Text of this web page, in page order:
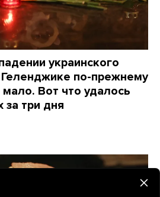
украинского
по-прежнему
мало. Вот что удалось
за три дня